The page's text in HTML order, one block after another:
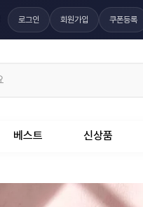
로그인 회원가입 쿠폰등록
베스트 신상품